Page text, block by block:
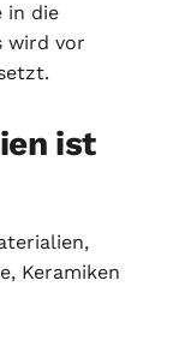
in die
wird vor
ist
Keramiken